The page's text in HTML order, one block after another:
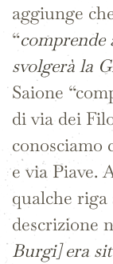
aggiunge
“comprende
svolgerà la
Saione
di via dei
conosciamo
e via Piave.
qualche
descrizione
Burgi] era